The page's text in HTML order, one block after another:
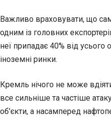
Важливо враховувати, що
одним із головних
неї припадає 40% від
іноземні ринки.
Кремль нічого не може
все сильніше та частіше
об'єкти, а насамперед